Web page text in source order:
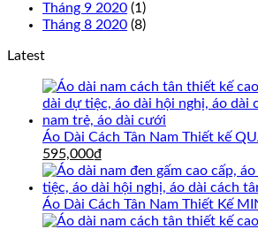
Tháng 9 2020 (1)
Tháng 8 2020 (8)
Latest
Áo Dài Cách Tân Nam Thiết kế
Giá
gốc
là:
695,000₫.
595,000₫
hiện
tại
là:
595,000₫.
Áo Dài Cách Tân Nam Thiết Kế